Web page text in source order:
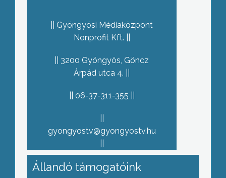
Gyöngyösi Médiaközpont
Nonprofit Kft.
3200 Gyöngyös, Göncz
Árpád utca 4.
06-37-311-355
gyongyostv@gyongyostv.hu
Állandó támogatóink